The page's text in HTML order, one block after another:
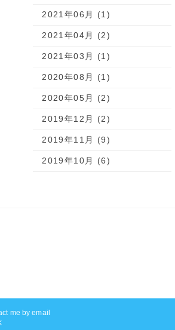
2021年06月 (1)
2021年04月 (2)
2021年03月 (1)
2020年08月 (1)
2020年05月 (2)
2019年12月 (2)
2019年11月 (9)
2019年10月 (6)
me by email